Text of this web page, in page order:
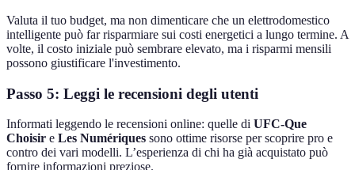
Valuta il tuo budget, ma non dimenticare che un elettrodomestico
intelligente può far risparmiare sui costi energetici a lungo termine. A
volte, il costo iniziale può sembrare elevato, ma i risparmi mensili
possono giustificare l'investimento.
Passo 5: Leggi le recensioni degli utenti
Informati leggendo le recensioni online: quelle di UFC-Que
Choisir e Les Numériques sono ottime risorse per scoprire pro e
contro dei vari modelli. L’esperienza di chi ha già acquistato può
fornire informazioni preziose.